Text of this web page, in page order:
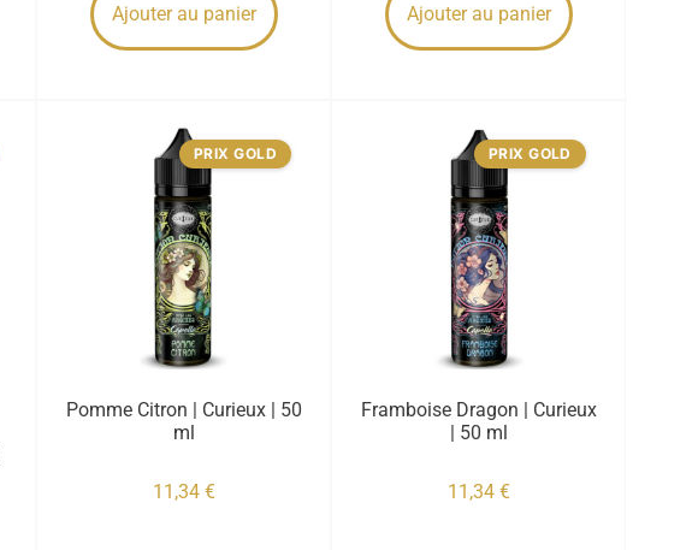
Ajouter au panier Ajouter au panier
PRIX GOLD
Pomme Citron | Curieux | 50
ml
11,34 €
PRIX GOLD
Framboise Dragon | Curieux
| 50 ml
11,34 €